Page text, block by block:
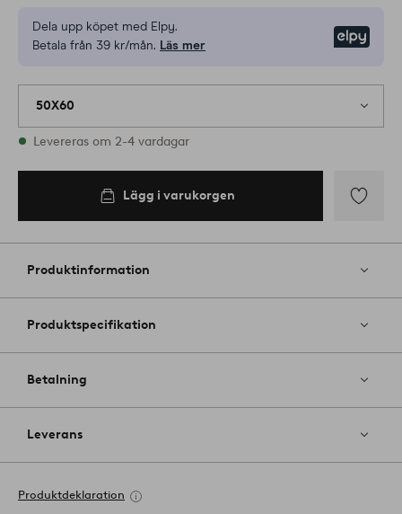
Dela upp köpet med Elpy.
Betala från 39 kr/mån. Läs mer
50X60
I lager
Levereras om 2-4 vardagar
Lägg i varukorgen
till
favoriter
Produktinformation
Produktspecifikation
Betalning
Leverans
Produktdeklaration